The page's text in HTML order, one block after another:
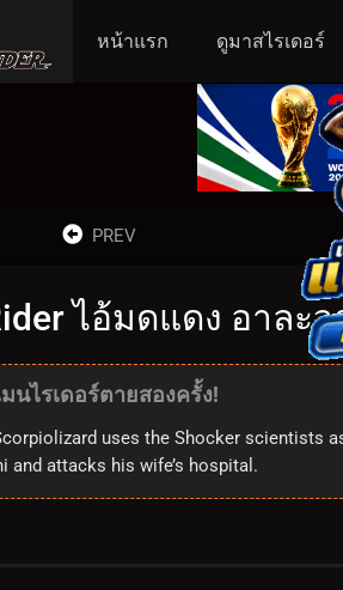
หน้าแรก ดูมาสไรเดอร์
PREV
ไอ้มดแดง อาละ
นไรเดอร์ตายสองครั้ง!
uses the Shocker scientists
and attacks his wife’s hospital.